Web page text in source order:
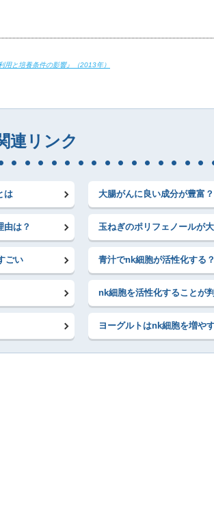
と培養条件の影響』（2013年）
連リンク
は 大腸がんに良い成分が豊富
由は？ 玉ねぎのポリフェノールが
ごい 青汁でnk細胞が活性化する
nk細胞を活性化することが
ヨーグルトはnk細胞を増や